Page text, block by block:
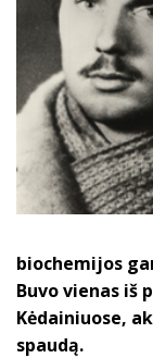
biochemijos
Buvo vienas
Kėdainiuose,
spaudą.